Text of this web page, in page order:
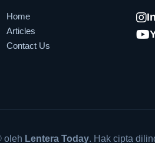
Home
Articles
Contact Us
oleh Lentera Today. Hak cipta